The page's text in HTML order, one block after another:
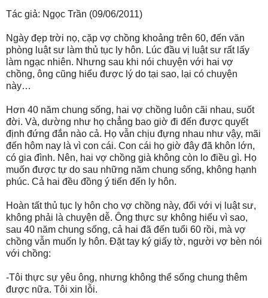
Tác giả: Ngọc Trần (09/06/2011)
Ngày đẹp trời nọ, cặp vợ chồng khoảng trên 60, đến văn
phòng luật sư làm thủ tục ly hôn. Lúc đầu vị luật sư rất lấy
làm ngạc nhiên. Nhưng sau khi nói chuyện với hai vợ
chồng, ông cũng hiểu được lý do tại sao, lại có chuyện
này…
Hơn 40 năm chung sống, hai vợ chồng luôn cãi nhau, suốt
đời. Và, dường như họ chẳng bao giờ đi đến được quyết
định đứng đắn nào cả. Họ vẫn chịu đựng nhau như vậy, mãi
đến hôm nay là vì con cái. Con cái họ giờ đây đã khôn lớn,
có gia đình. Nên, hai vợ chồng già không còn lo điều gì. Họ
muốn được tự do sau những năm chung sống, không hạnh
phúc. Cả hai đều đồng ý tiến đến ly hôn.
Hoàn tất thủ tục ly hôn cho vợ chồng này, đối với vị luật sư,
không phải là chuyện dễ. Ông thực sự không hiểu vì sao,
sau 40 năm chung sống, cả hai đã đến tuổi 60 rồi, mà vợ
chồng vẫn muốn ly hôn. Đặt tay ký giấy tờ, người vợ bèn nói
với chồng:
-Tôi thực sự yêu ông, nhưng không thể sống chung thêm
được nữa. Tôi xin lỗi.